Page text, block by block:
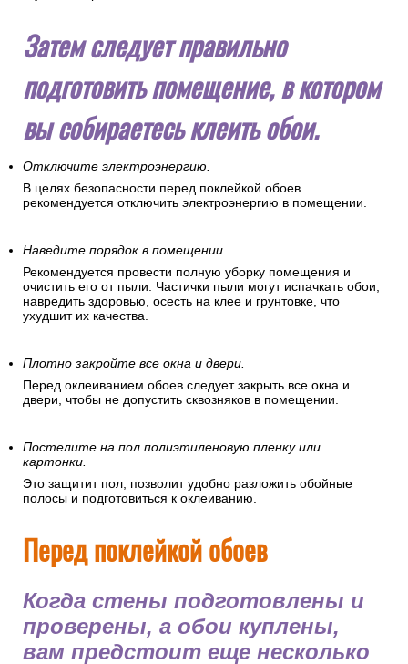
Нанесите грунтовку ровным тонким слоем на стену с
помощью валика. Избегайте попадания брызг грунтовки на
потолок и пол. Рекомендуется выбирать грунтовку
глубокого проникновения.
Затем следует правильно
подготовить помещение, в котором
Отключите электроэнергию.
В целях безопасности перед поклейкой обоев
рекомендуется отключить электроэнергию в помещении.
Рекомендуется провести полную уборку помещения и
очистить его от пыли. Частички пыли могут испачкать обои,
навредить здоровью, осесть на клее и грунтовке, что
Плотно закройте все окна и двери.
Перед оклеиванием обоев следует закрыть все окна и
двери, чтобы не допустить сквозняков в помещении.
Постелите на пол полиэтиленовую пленку или
картонки.
полосы и подготовиться к оклеиванию.
Перед поклейкой обоев